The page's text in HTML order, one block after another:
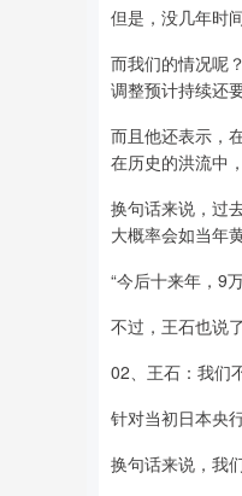
但是，没几年时
而我们的情况呢
调整预计持续还
而且他还表示，
在历史的洪流中
换句话来说，过
大概率会如当年
“今后十来年，9
不过，王石也说
02、王石：我们
针对当初日本央
换句话来说，我